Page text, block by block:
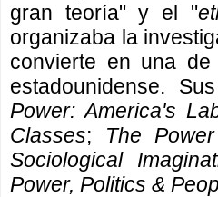
gran teoría" y el "
organizaba la
convierte en una
estadounidense.
Power: America's
Classes; The
Sociological
Power, Politics &